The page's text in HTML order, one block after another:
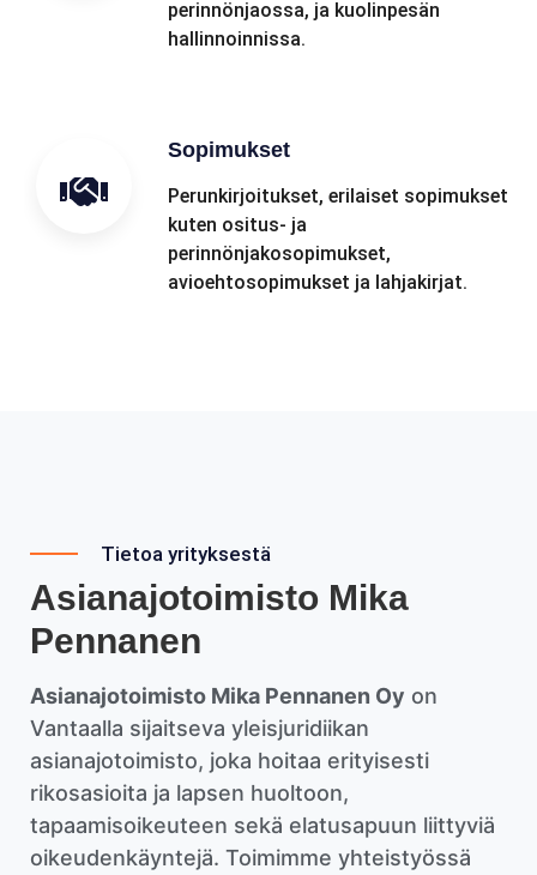
perinnönjaossa, ja kuolinpesän
hallinnoinnissa.
Sopimukset
Perunkirjoitukset, erilaiset sopimukset
kuten ositus- ja
perinnönjakosopimukset,
avioehtosopimukset ja lahjakirjat.
Tietoa yrityksestä
Asianajotoimisto Mika
Pennanen
Asianajotoimisto Mika Pennanen Oy on
Vantaalla sijaitseva yleisjuridiikan
asianajotoimisto, joka hoitaa erityisesti
rikosasioita ja lapsen huoltoon,
tapaamisoikeuteen sekä elatusapuun liittyviä
oikeudenkäyntejä. Toimimme yhteistyössä